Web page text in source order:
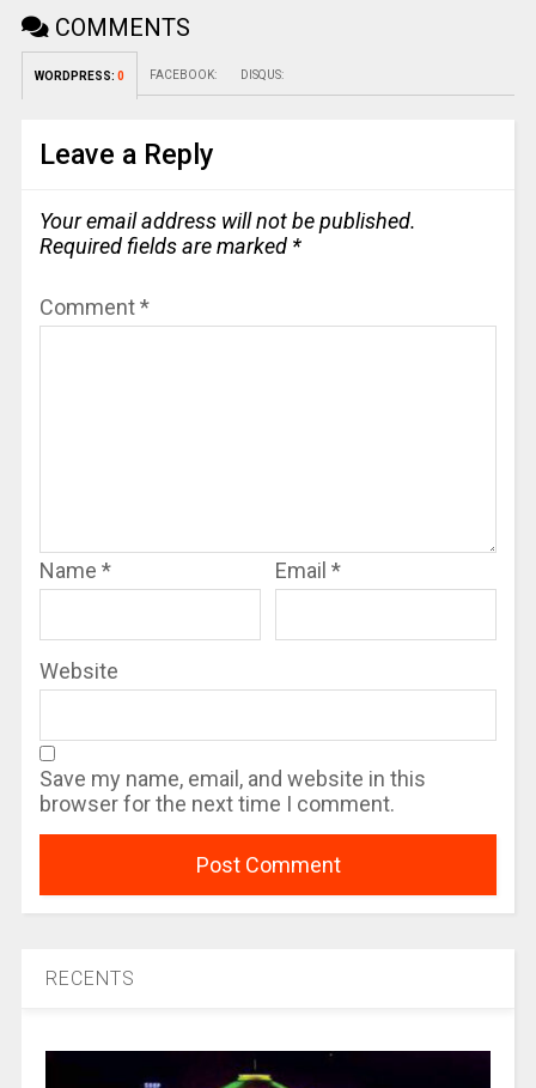
COMMENTS
WORDPRESS: 0 FACEBOOK: DISQUS:
Leave a Reply
Your email address will not be published.
Required fields are marked *
Comment*
Name * Email *
Website
Save my name, email, and website in this
browser for the next time I comment.
RECENTS